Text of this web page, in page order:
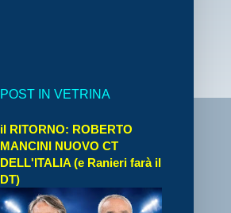
POST IN VETRINA
il RITORNO: ROBERTO
MANCINI NUOVO CT
DELL'ITALIA (e Ranieri farà il
DT)